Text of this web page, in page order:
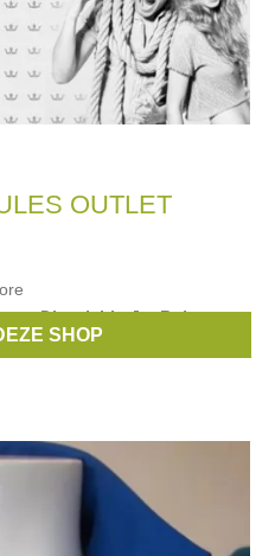
OUTLET
,Diesel,Liu Jo,Roberto
SHOP